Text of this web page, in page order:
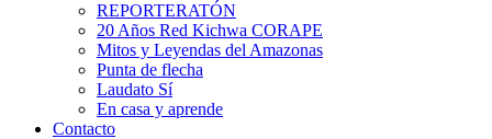
REPORTERATÓN
20 Años Red Kichwa CORAPE
Mitos y Leyendas del Amazonas
Punta de flecha
Laudato Sí
En casa y aprende
Contacto